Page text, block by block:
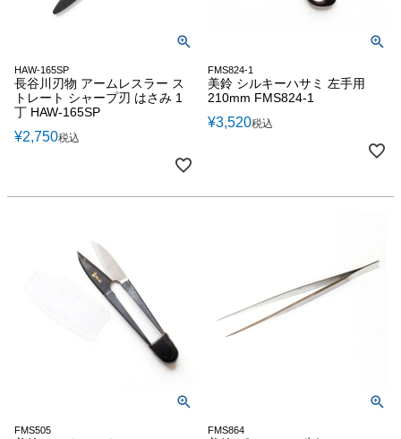
HAW-165SP
長谷川刃物 アームレスラー ス
トレート シャープ刃 はさみ 1
丁 HAW-165SP
¥2,750税込
FMS824-1
美鈴 シルキーハサミ 左手用
210mm FMS824-1
¥3,520税込
FMS505 FMS864